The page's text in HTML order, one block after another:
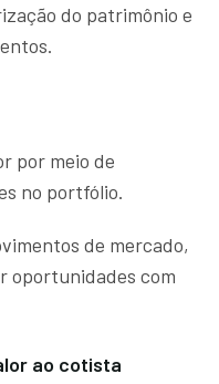
do patrimônio e
por meio de
no portfólio.
de mercado,
oportunidades com
ao cotista